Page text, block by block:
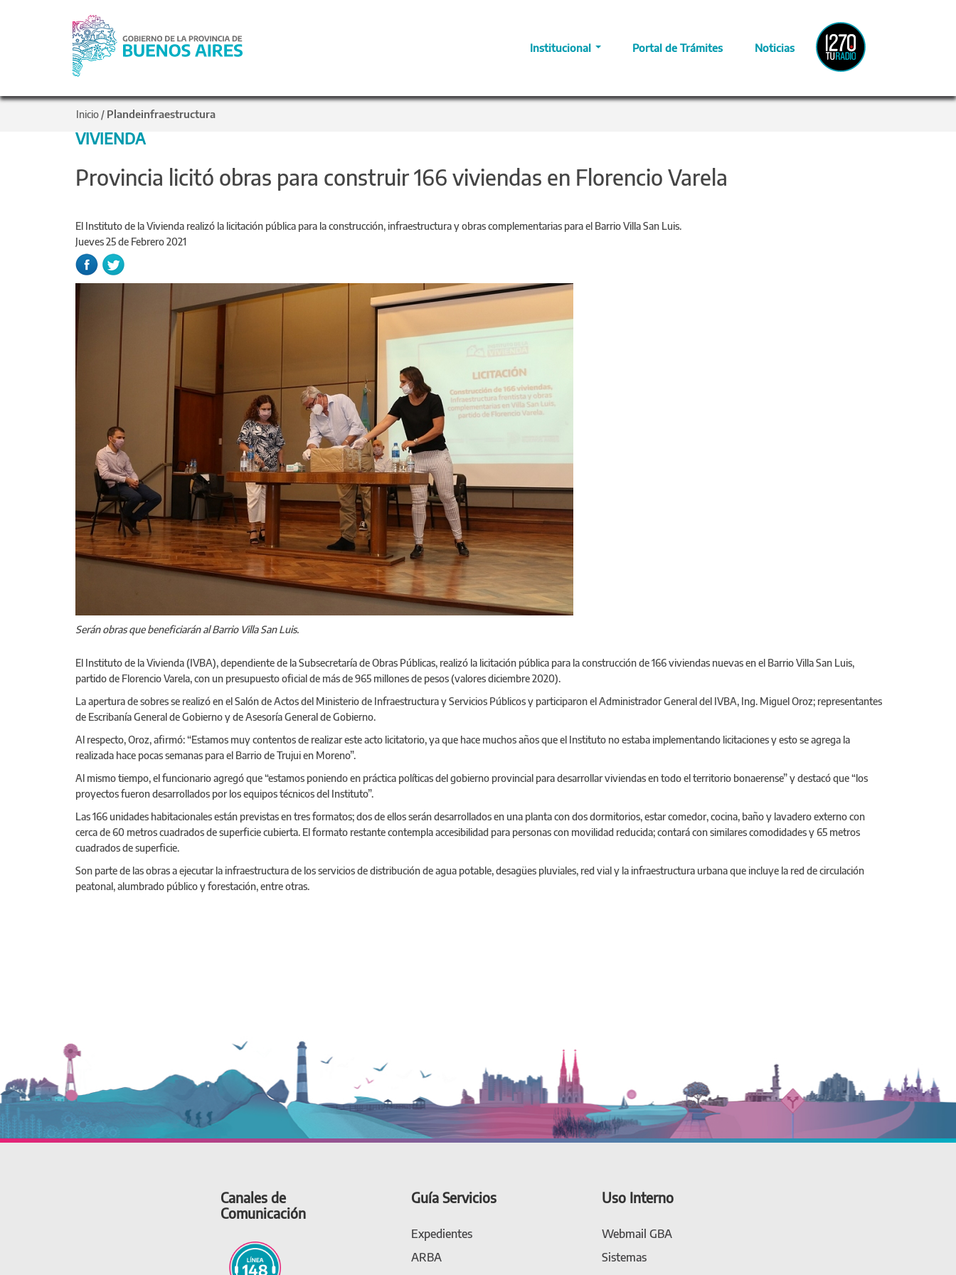
Institucional Portal de Trámites Noticias
Radio
Provincia
Inicio / Plandeinfraestructura
VIVIENDA
Provincia licitó obras para construir 166 viviendas en Florencio Varela
El Instituto de la Vivienda realizó la licitación pública para la construcción, infraestructura y obras complementarias para el Barrio Villa San Luis.
Jueves 25 de Febrero 2021
Serán obras que beneficiarán al Barrio Villa San Luis.
El Instituto de la Vivienda (IVBA), dependiente de la Subsecretaría de Obras Públicas, realizó la licitación pública para la construcción de 166 viviendas nuevas en el Barrio Villa San Luis,
partido de Florencio Varela, con un presupuesto oficial de más de 965 millones de pesos (valores diciembre 2020).
La apertura de sobres se realizó en el Salón de Actos del Ministerio de Infraestructura y Servicios Públicos y participaron el Administrador General del IVBA, Ing. Miguel Oroz; representantes
de Escribanía General de Gobierno y de Asesoría General de Gobierno.
Al respecto, Oroz, afirmó: “Estamos muy contentos de realizar este acto licitatorio, ya que hace muchos años que el Instituto no estaba implementando licitaciones y esto se agrega la
realizada hace pocas semanas para el Barrio de Trujui en Moreno”.
Al mismo tiempo, el funcionario agregó que “estamos poniendo en práctica políticas del gobierno provincial para desarrollar viviendas en todo el territorio bonaerense” y destacó que “los
proyectos fueron desarrollados por los equipos técnicos del Instituto”.
Las 166 unidades habitacionales están previstas en tres formatos; dos de ellos serán desarrollados en una planta con dos dormitorios, estar comedor, cocina, baño y lavadero externo con
cerca de 60 metros cuadrados de superficie cubierta. El formato restante contempla accesibilidad para personas con movilidad reducida; contará con similares comodidades y 65 metros
cuadrados de superficie.
Son parte de las obras a ejecutar la infraestructura de los servicios de distribución de agua potable, desagües pluviales, red vial y la infraestructura urbana que incluye la red de circulación
peatonal, alumbrado público y forestación, entre otras.
Canales de
Comunicación
Guía Servicios
Expedientes
ARBA
Uso Interno
Webmail GBA
Sistemas